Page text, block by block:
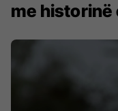
me historinë